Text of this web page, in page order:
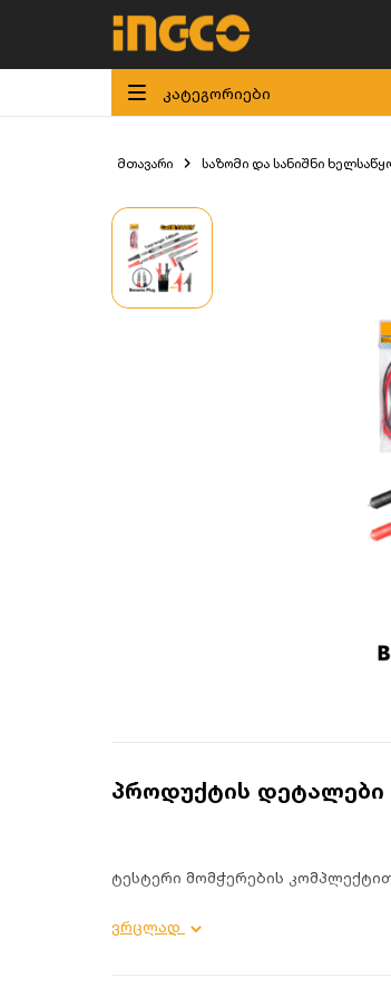
კატეგორიები
მთავარი საზომი და სანიშნი
პროდუქტის დეტალები
ტესტერი მომჭერების კომპლექტით
პროდუქტის დეტალები:
კალმის სიგრძე: 143 მმ;
ვრცლად